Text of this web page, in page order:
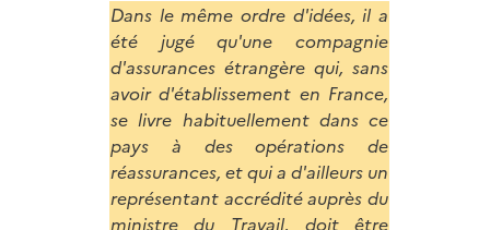
Dans le même ordre d'idées, il a
été jugé qu'une compagnie
d'assurances étrangère qui, sans
avoir d'établissement en France,
se livre habituellement dans ce
pays à des opérations de
réassurances, et qui a d'ailleurs un
représentant accrédité auprès du
ministre du Travail, doit être